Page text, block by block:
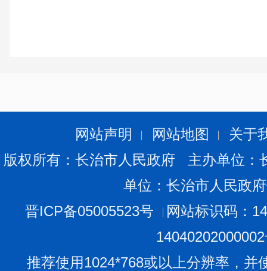
网站声明 网站地图
关于
版权所有：长治市人民政府 主办单位
单位：长治市人民政
晋ICP备05005523号
网站标识码：
推荐使用1024*768或以上分辨率，并